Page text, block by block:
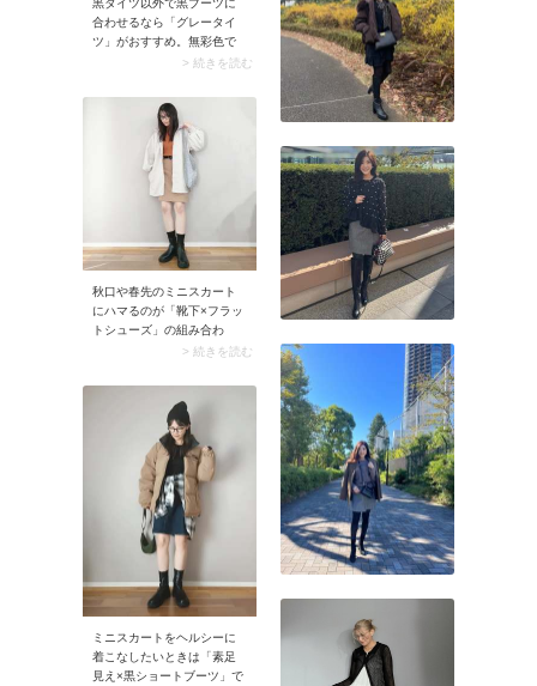
黒タイツ以外で黒ブーツに
合わせるなら「グレータイ
ツ」がおすすめ。無彩色で
濃淡がつくので、ブーツと
デの違和感はありません。
ちなみに赤やイエローなど
のカラータイツは派手見え
する上に最近の主流ではな
いので、今シーズンは避け
たほうが無難です。
> 続きを読む
秋口や春先のミニスカート
にハマるのが「靴下×フラッ
トシューズ」の組み合わ
せ。靴下とシューズを黒色
リ見えますよ。程よい肌見
せ感のおかげでコーデが大
人可愛い雰囲気に。
> 続きを読む
ミニスカートをヘルシーに
着こなしたいときは「素足
見え×黒ショートブーツ」で